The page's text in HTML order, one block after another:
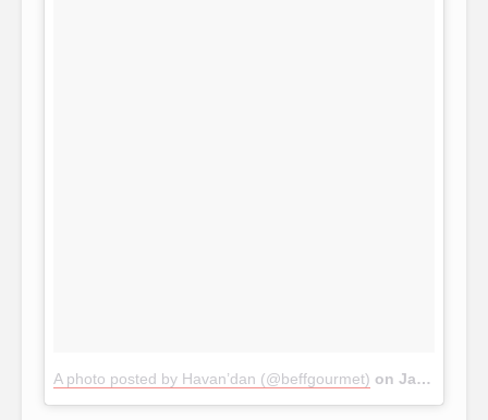
A photo posted by Havan’dan (@beffgourmet) on Jan 4, 2017 at 8:30am PST